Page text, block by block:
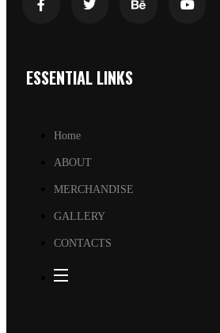
ESSENTIAL LINKS
Home
ABOUT
MERCHANDISE
GALLERY
CONTACTS